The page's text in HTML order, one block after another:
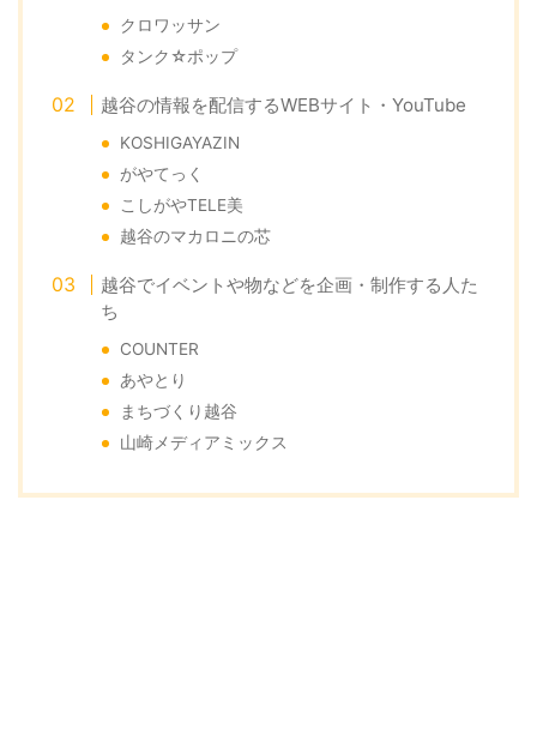
クロワッサン
タンク☆ポップ
越谷の情報を配信するWEBサイト・YouTube
KOSHIGAYAZIN
がやてっく
こしがやTELE美
越谷のマカロニの芯
越谷でイベントや物などを企画・制作する人た
ち
COUNTER
あやとり
まちづくり越谷
山崎メディアミックス